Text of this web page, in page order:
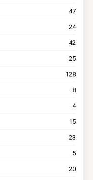
47
24
42
25
128
8
4
15
23
5
20